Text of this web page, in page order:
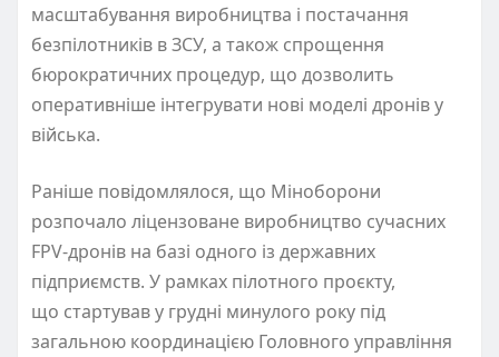
масштабування виробництва і постачання
безпілотників в ЗСУ, а також спрощення
бюрократичних процедур, що дозволить
оперативніше інтегрувати нові моделі дронів у
війська.
Раніше повідомлялося, що Міноборони
розпочало ліцензоване виробництво сучасних
FPV-дронів на базі одного із державних
підприємств. У рамках пілотного проєкту,
що стартував у грудні минулого року під
загальною координацією Головного управління